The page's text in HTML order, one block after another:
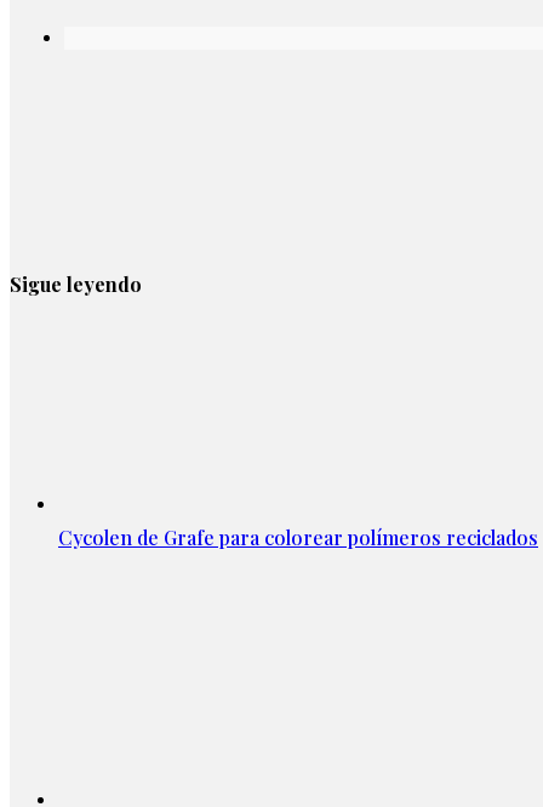
Sigue leyendo
Cycolen de Grafe para colorear polímeros reciclados